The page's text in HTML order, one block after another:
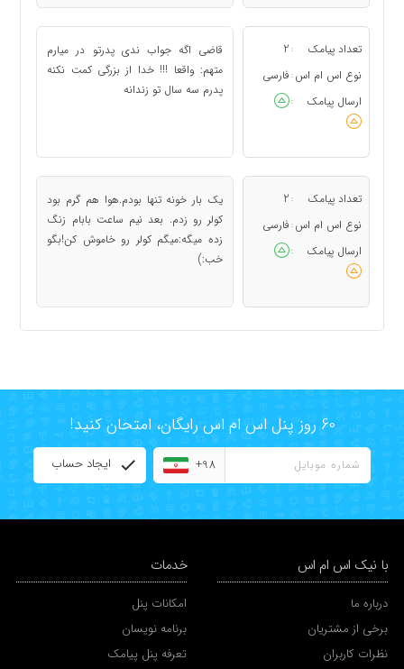
تعداد پیامک :
2
نوع اس ام اس : فارسی
ارسال پیامک
:
ﻗﺎﺿﯽ ﺍﮔﻪ ﺟﻮﺍﺏ ﻧﺪﯼ ﭘﺪﺭﺗﻮ ﺩﺭ ﻣﯿﺎﺭﻡ
ﻣﺘﻬﻢ: ﻭﺍﻗﻌﺎ !!! ﺧﺪﺍ ﺍﺯ ﺑﺰﺭﮔﯽ ﮐﻤﺖ ﻧﮑﻨﻪ
ﭘﺪﺭﻡ ﺳﻪ ﺳﺎﻝ ﺗﻮ ﺯﻧﺪﺍﻧﻪ
تعداد پیامک :
2
نوع اس ام اس : فارسی
ارسال پیامک
:
یک بار خونه تنها بودم.هوا هم گرم بود
کولر رو زدم. بعد نیم ساعت بابام زنگ
زده میگه:میگم کولر رو خاموش کن!بگو
خب:)
60 روز پنل اس ام اس رایگان، امتحان کنید!
+98 ایجاد حساب
با نیک اس ام اس
درباره ما
برخی از مشتریان
نظرات کاربران
خدمات
امکانات پنل
برنامه نویسان
تعرفه پنل پیامک